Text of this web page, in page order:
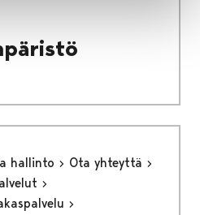
hallinto
Ota yhteyttä